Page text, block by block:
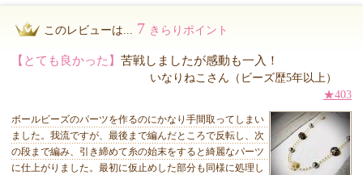
このレビューは... 7 きらりポイント
【とても良かった】 苦戦しましたが感動も一入！
いなりねこさん（ビーズ歴5年以上）
★403
ボールビーズのパーツを作るのにかなり手間取ってしまい
ました。我流ですが、最後まで編んだところで反転し、次
の段まで編み、引き締めて糸の始末をすると綺麗なパーツ
に仕上がりました。最初に仮止めした部分も同様に処理し